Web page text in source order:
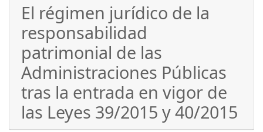
El régimen jurídico de la
responsabilidad
patrimonial de las
Administraciones Públicas
tras la entrada en vigor de
las Leyes 39/2015 y 40/2015